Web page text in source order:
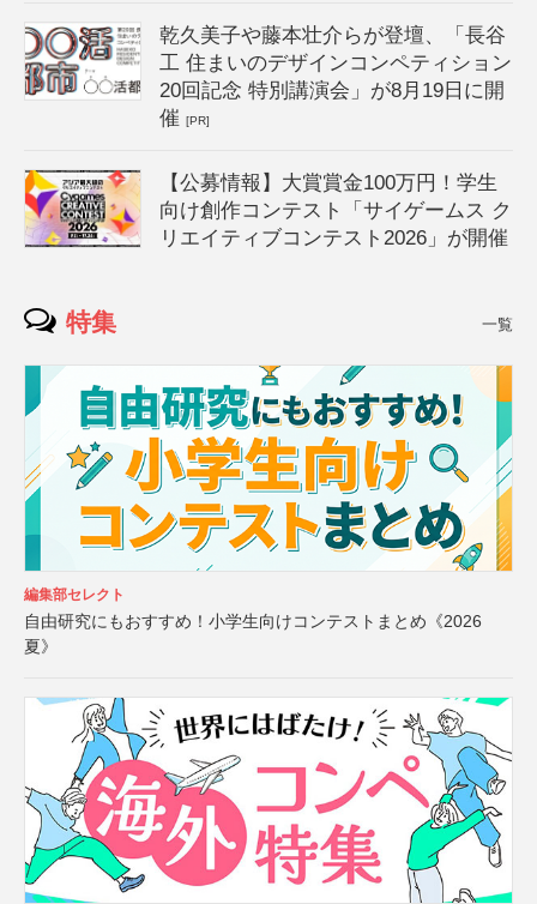
乾久美子や藤本壮介らが登壇、「長谷
工 住まいのデザインコンペティション
20回記念 特別講演会」が8月19日に開
催[PR]
【公募情報】大賞賞金100万円！学生
向け創作コンテスト「サイゲームス ク
リエイティブコンテスト2026」が開催
特集 一覧
編集部セレクト
自由研究にもおすすめ！小学生向けコンテストまとめ《2026
夏》